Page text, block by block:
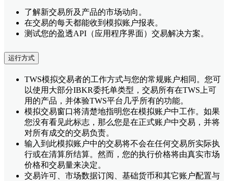
了解新交易所及产品的市场动向。
在交易的每天都能收到模拟账户报表。
测试您的盈透API（应用程序界面）交易解决方案。
运行方式
TWS模拟交易者的工作方式与您的常规账户相同。您可
以使用大部分IBKR委托单类型，交易所有在TWS上可
用的产品，并体验TWS平台几乎所有的功能。
模拟交易窗口将清楚地指明您在模拟账户中工作。如果
您没有看见此标志，那么您是在正式账户中交易，并将
对所有成交的交易负责。
输入到此模拟账户中的交易将不会在任何交易所实际执
行或在清算所结算。然而，您的执行价格将由真实市场
价格和交易量来决定。
交易许可、市场数据订阅、基础货币和其它账户配置与